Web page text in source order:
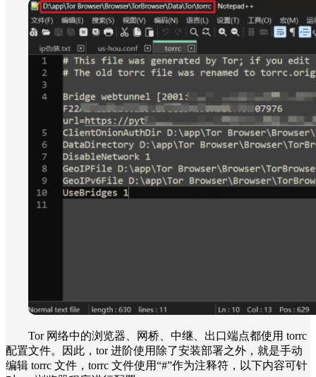
Tor 网络中的浏览器、网桥、中继、出口端点都使用 torrc
配置文件。因此，tor 进阶使用除了安装部署之外，就是手动
编辑 torrc 文件，torrc 文件使用“#”作为注释符，以下内容可针